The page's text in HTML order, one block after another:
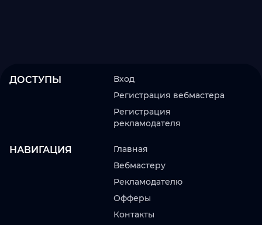
ДОСТУПЫ
Вход
Регистрация вебмастера
Регистрация
рекламодателя
НАВИГАЦИЯ
Главная
Вебмастеру
Рекламодателю
Офферы
Контакты